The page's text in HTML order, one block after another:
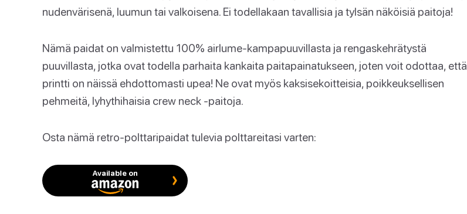
nudenvärisenä, luumun tai valkoisena. Ei todellakaan tavallisia ja tylsän näköisiä paitoja!
Nämä paidat on valmistettu 100% airlume-kampapuuvillasta ja rengaskehrätystä
puuvillasta, jotka ovat todella parhaita kankaita paitapainatukseen, joten voit odottaa, että
printti on näissä ehdottomasti upea! Ne ovat myös kaksisekoitteisia, poikkeuksellisen
pehmeitä, lyhythihaisia crew neck -paitoja.
Osta nämä retro-polttaripaidat tulevia polttareitasi varten:
Available on